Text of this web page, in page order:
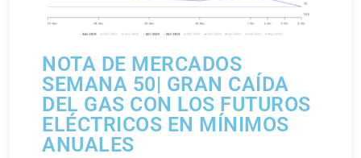
NOTA DE MERCADOS
SEMANA 50| GRAN CAÍDA
DEL GAS CON LOS FUTUROS
ELÉCTRICOS EN MÍNIMOS
ANUALES